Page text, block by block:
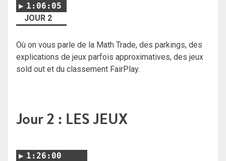
1:06:05
JOUR 2
Où on vous parle de la Math Trade, des parkings, des
explications de jeux parfois approximatives, des jeux
sold out et du classement FairPlay.
Jour 2 : LES JEUX
1:26:00